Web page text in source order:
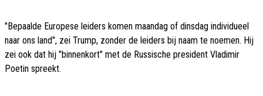
"Bepaalde Europese leiders komen maandag of dinsdag individueel
naar ons land", zei Trump, zonder de leiders bij naam te noemen. Hij
zei ook dat hij "binnenkort" met de Russische president Vladimir
Poetin spreekt.